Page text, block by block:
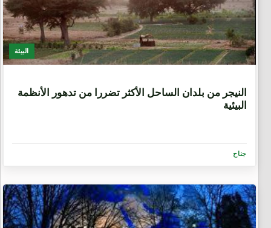
البيئة
النيجر من بلدان الساحل الأكثر تضررا من تدهور الأنظمة
البيئية
جناح